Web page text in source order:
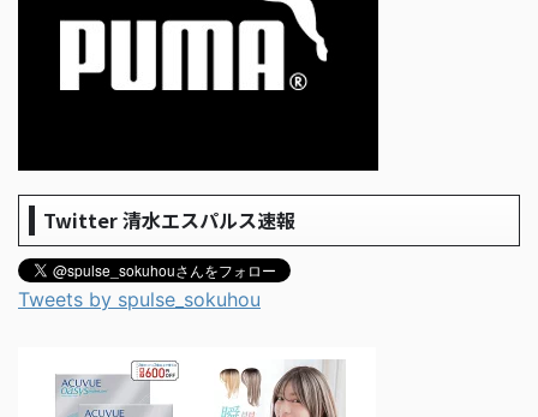
Twitter 清水エスパルス速報
Tweets by spulse_sokuhou